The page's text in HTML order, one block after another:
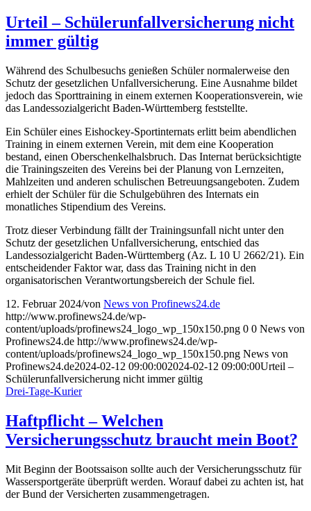
Urteil – Schülerunfallversicherung nicht
immer gültig
Während des Schulbesuchs genießen Schüler normalerweise den
Schutz der gesetzlichen Unfallversicherung. Eine Ausnahme bildet
jedoch das Sporttraining in einem externen Kooperationsverein, wie
das Landessozialgericht Baden-Württemberg feststellte.
Ein Schüler eines Eishockey-Sportinternats erlitt beim abendlichen
Training in einem externen Verein, mit dem eine Kooperation
bestand, einen Oberschenkelhalsbruch. Das Internat berücksichtigte
die Trainingszeiten des Vereins bei der Planung von Lernzeiten,
Mahlzeiten und anderen schulischen Betreuungsangeboten. Zudem
erhielt der Schüler für die Schulgebühren des Internats ein
monatliches Stipendium des Vereins.
Trotz dieser Verbindung fällt der Trainingsunfall nicht unter den
Schutz der gesetzlichen Unfallversicherung, entschied das
Landessozialgericht Baden-Württemberg (Az. L 10 U 2662/21). Ein
entscheidender Faktor war, dass das Training nicht in den
organisatorischen Verantwortungsbereich der Schule fiel.
12. Februar 2024/von News von Profinews24.de
http://www.profinews24.de/wp-
content/uploads/profinews24_logo_wp_150x150.png 0 0 News von
Profinews24.de http://www.profinews24.de/wp-
content/uploads/profinews24_logo_wp_150x150.png News von
Profinews24.de2024-02-12 09:00:002024-02-12 09:00:00Urteil –
Schülerunfallversicherung nicht immer gültig
Drei-Tage-Kurier
Haftpflicht – Welchen
Versicherungsschutz braucht mein Boot?
Mit Beginn der Bootssaison sollte auch der Versicherungsschutz für
Wassersportgeräte überprüft werden. Worauf dabei zu achten ist, hat
der Bund der Versicherten zusammengetragen.